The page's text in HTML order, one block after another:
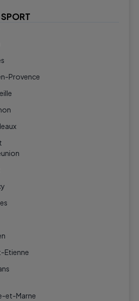
Provence
Etienne
et-Marne